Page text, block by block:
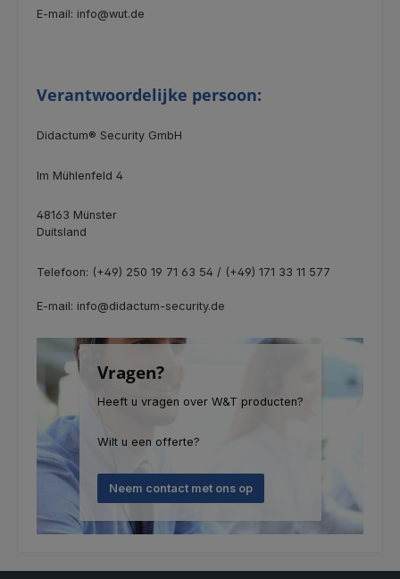
E-mail: info@wut.de
Verantwoordelijke persoon:
Didactum® Security GmbH
Im Mühlenfeld 4
48163 Münster
Duitsland
Telefoon: (+49) 250 19 71 63 54 / (+49) 171 33 11 577
E-mail: info@didactum-security.de
Vragen?
Heeft u vragen over W&T producten?
Wilt u een offerte?
Neem contact met ons op